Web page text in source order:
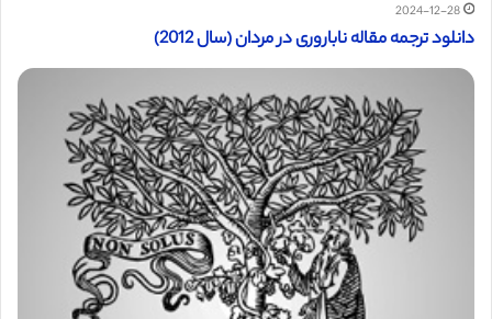
2024-12-28
دانلود ترجمه مقاله ناباروری در مردان (سال 2012)